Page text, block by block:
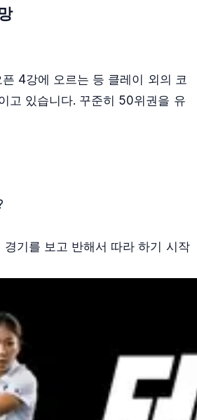
4강에 오르는 등 클레이 외의 코
고 있습니다. 꾸준히 50위권을 유
기를 보고 반해서 따라 하기 시작